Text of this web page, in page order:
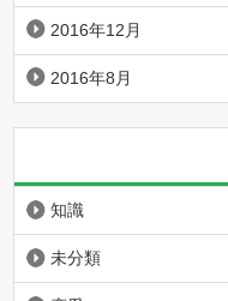
2016年12月
2016年8月
知識
未分類